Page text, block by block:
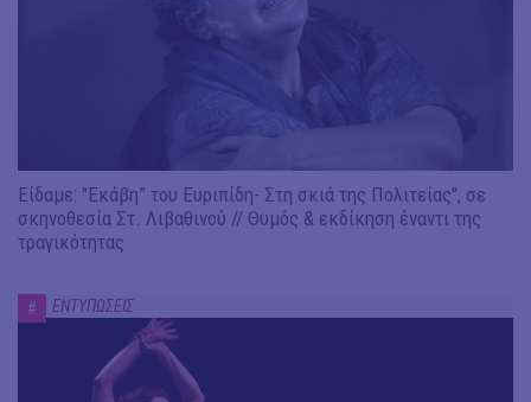
Είδαμε: "Εκάβη” του Ευριπίδη- Στη σκιά της Πολιτείας", σε
σκηνοθεσία Στ. Λιβαθινού // Θυμός & εκδίκηση έναντι της
τραγικότητας
# ΕΝΤΥΠΩΣΕΙΣ